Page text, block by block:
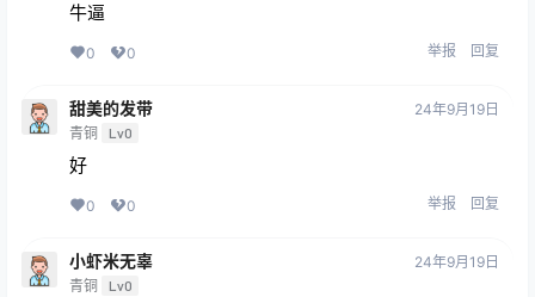
牛逼
0 0 举报 回复
甜美的发带
青铜 Lv0
24年9月19日
好
0 0 举报 回复
小虾米无辜
青铜 Lv0
24年9月19日